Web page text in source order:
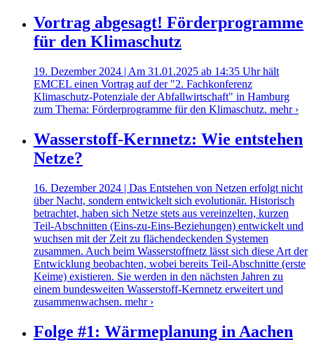
Vortrag abgesagt! Förderprogramme
für den Klimaschutz
19. Dezember 2024 | Am 31.01.2025 ab 14:35 Uhr hält
EMCEL einen Vortrag auf der "2. Fachkonferenz
Klimaschutz-Potenziale der Abfallwirtschaft" in Hamburg
zum Thema: Förderprogramme für den Klimaschutz. mehr ›
Wasserstoff-Kernnetz: Wie entstehen
Netze?
16. Dezember 2024 | Das Entstehen von Netzen erfolgt nicht
über Nacht, sondern entwickelt sich evolutionär. Historisch
betrachtet, haben sich Netze stets aus vereinzelten, kurzen
Teil-Abschnitten (Eins-zu-Eins-Beziehungen) entwickelt und
wuchsen mit der Zeit zu flächendeckenden Systemen
zusammen. Auch beim Wasserstoffnetz lässt sich diese Art der
Entwicklung beobachten, wobei bereits Teil-Abschnitte (erste
Keime) existieren. Sie werden in den nächsten Jahren zu
einem bundesweiten Wasserstoff-Kernnetz erweitert und
zusammenwachsen. mehr ›
Folge #1: Wärmeplanung in Aachen